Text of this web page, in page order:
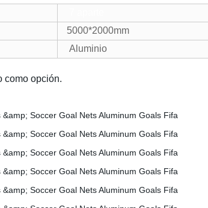
5000*2000mm
Aluminio
como opción.